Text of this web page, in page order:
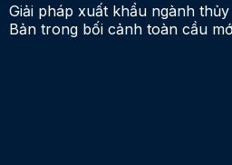
Giải pháp xuất khẩu ngành
Bản trong bối cảnh toàn cầu